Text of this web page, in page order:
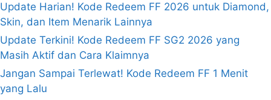
Update Harian! Kode Redeem FF 2026 untuk Diamond,
Skin, dan Item Menarik Lainnya
Update Terkini! Kode Redeem FF SG2 2026 yang
Masih Aktif dan Cara Klaimnya
Jangan Sampai Terlewat! Kode Redeem FF 1 Menit
yang Lalu